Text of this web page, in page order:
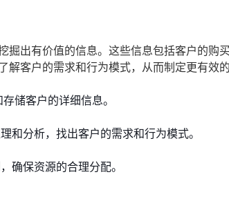
出有价值的信息。这些信息包括客户的购买
客户的需求和行为模式，从而制定更有效的
储客户的详细信息。
和分析，找出客户的需求和行为模式。
确保资源的合理分配。